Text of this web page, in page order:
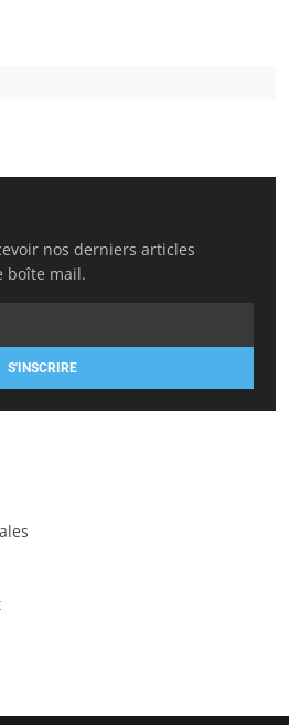
nos derniers articles
boîte mail.
S'INSCRIRE